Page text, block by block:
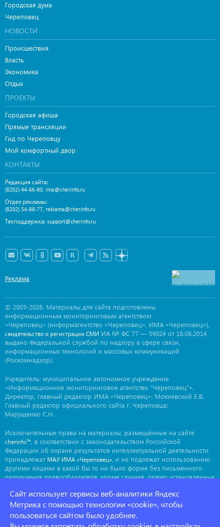
Городская дума
Череповец
НОВОСТИ
Происшествия
Власть
Экономика
Отдых
ПРОЕКТЫ
Городская афиша
Прямые трансляции
Гид по Череповцу
Мой комфортный двор
КОНТАКТЫ
Редакция сайта:
(8202) 44-66-80, ima@cherinfo.ru
Отдел рекламы:
(8202) 54-88-77, reklama@cherinfo.ru
Техподдержка: support@cherinfo.ru
Реклама
© 2003-2026. Материалы для сайта подготовлены
информационным мониторинговым агентством
«Череповец» (информагентство «Череповец», ИМА «Череповец»),
свидетельство о регистрации СМИ ИА № ФС 77 — 59024 от 18.08.2014
выдано Федеральной службой по надзору в сфере связи,
информационных технологий и массовых коммуникаций
(Роскомнадзор).
Учредитель: муниципальное автономное учреждение
«Информационное мониторинговое агентство "Череповец"».
Директор, главный редактор ИМА «Череповец»: Мокиевский Е.В.
Главный редактор официального сайта г. Череповца:
Марущенко С.Н.
Исключительные права на материалы, размещённые на сайте
cherinfo™ , в соответствии с законодательством Российской
Федерации об охране результатов интеллектуальной деятельности
принадлежат МАУ ИМА «Череповец» , и не подлежат использованию
другими лицами в какой бы то ни было форме без письменного
разрешения правообладателя, кроме случаев, прямо установленных
ima@cherinfo.ru. Мнение авторов может не совпадать с мнением
редакции.
При использовании материалов сайтаcherinfo™
Сайт использует сервисы веб-аналитики Яндекс
Метрика с помощью технологии «cookie», чтобы
пользоваться сайтом было удобнее.